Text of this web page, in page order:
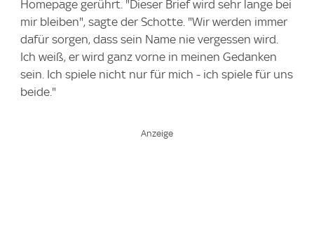
Homepage gerührt. "Dieser Brief wird sehr lange bei
mir bleiben", sagte der Schotte. "Wir werden immer
dafür sorgen, dass sein Name nie vergessen wird.
Ich weiß, er wird ganz vorne in meinen Gedanken
sein. Ich spiele nicht nur für mich - ich spiele für uns
beide."